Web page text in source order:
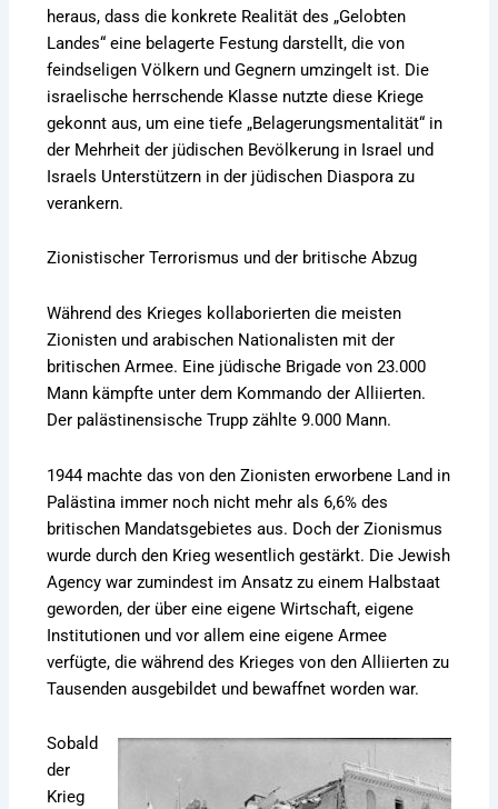
heraus, dass die konkrete Realität des „Gelobten
Landes“ eine belagerte Festung darstellt, die von
feindseligen Völkern und Gegnern umzingelt ist. Die
israelische herrschende Klasse nutzte diese Kriege
gekonnt aus, um eine tiefe „Belagerungsmentalität“ in
der Mehrheit der jüdischen Bevölkerung in Israel und
Israels Unterstützern in der jüdischen Diaspora zu
verankern.
Zionistischer Terrorismus und der britische Abzug
Während des Krieges kollaborierten die meisten
Zionisten und arabischen Nationalisten mit der
britischen Armee. Eine jüdische Brigade von 23.000
Mann kämpfte unter dem Kommando der Alliierten.
Der palästinensische Trupp zählte 9.000 Mann.
1944 machte das von den Zionisten erworbene Land in
Palästina immer noch nicht mehr als 6,6% des
britischen Mandatsgebietes aus. Doch der Zionismus
wurde durch den Krieg wesentlich gestärkt. Die Jewish
Agency war zumindest im Ansatz zu einem Halbstaat
geworden, der über eine eigene Wirtschaft, eigene
Institutionen und vor allem eine eigene Armee
verfügte, die während des Krieges von den Alliierten zu
Tausenden ausgebildet und bewaffnet worden war.
Sobald
der
Krieg